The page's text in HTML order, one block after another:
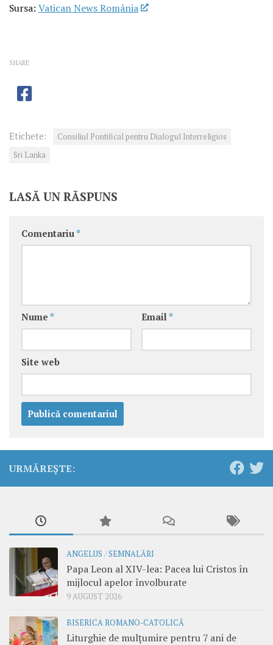
Sursa: Vatican News România
SHARE
Etichete:
Consiliul Pontifical pentru Dialogul Interreligios
Sri Lanka
LASĂ UN RĂSPUNS
Comentariu *
Nume * Email *
Site web
URMĂREȘTE:
ANGELUS /SEMNALĂRI
Papa Leon al XIV-lea: Pacea lui Cristos în
mijlocul apelor învolburate
9 AUGUST 2026
BISERICA ROMANO-CATOLICĂ
Liturghie de mulțumire pentru 7 ani de